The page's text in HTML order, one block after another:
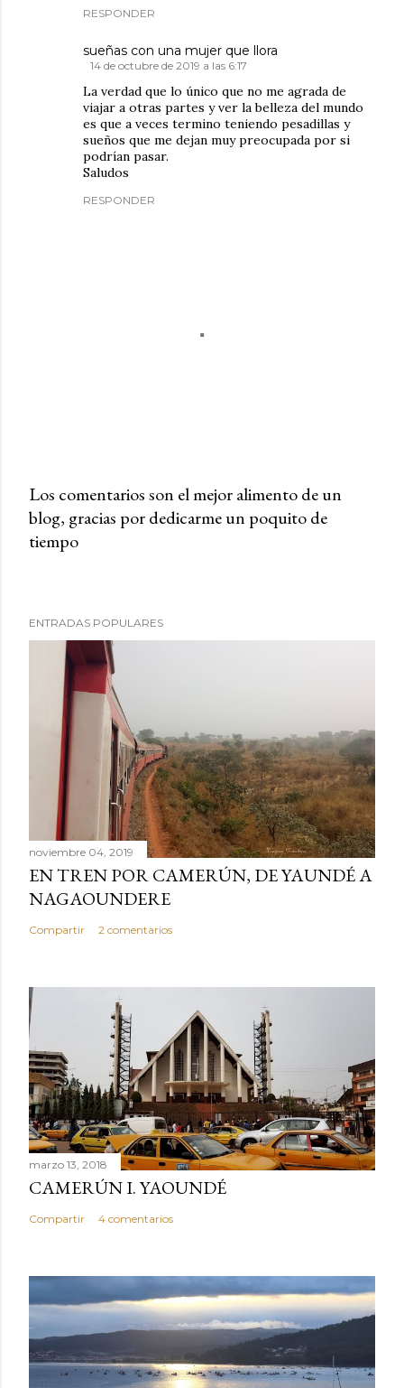
RESPONDER
sueñas con una mujer que llora
14 de octubre de 2019 a las 6:17
La verdad que lo único que no me agrada de
viajar a otras partes y ver la belleza del mundo
es que a veces termino teniendo pesadillas y
sueños que me dejan muy preocupada por si
podrían pasar.
Saludos
RESPONDER
P
u
c
n
t
a
i
Los comentarios son el mejor alimento de un
blog, gracias por dedicarme un poquito de
tiempo
ENTRADAS POPULARES
noviembre 04, 2019
EN TREN POR CAMERÚN, DE YAUNDÉ A
NAGAOUNDERE
Compartir 2 comentarios
marzo 13, 2018
CAMERÚN I. YAOUNDÉ
Compartir 4 comentarios